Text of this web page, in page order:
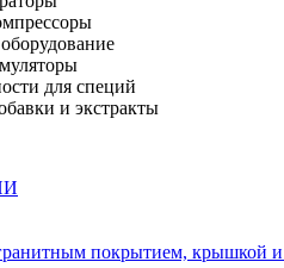
для специй
и экстракты
покрытием, крышкой